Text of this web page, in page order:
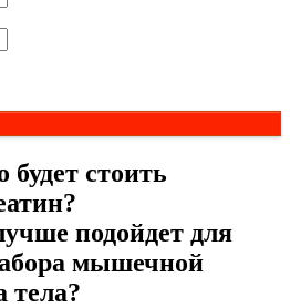
будет стоить
подойдет для
мышечной
тела?